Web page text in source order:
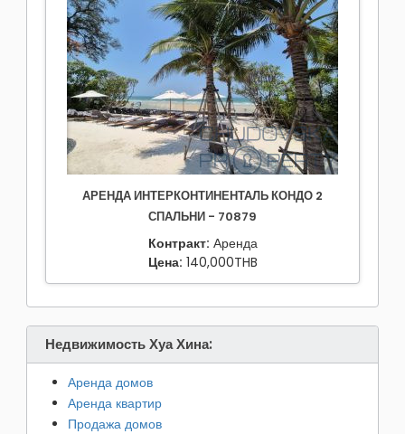
АРЕНДА ИНТЕРКОНТИНЕНТАЛЬ КОНДО 2
СПАЛЬНИ - 70879
Контракт: Аренда
Цена: 140,000THB
Недвижимость Хуа Хина:
Аренда домов
Аренда квартир
Продажа домов